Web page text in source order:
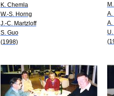
K. Chemla
W.-S. Horng
J.-C. Martzloff
S. Guo
(1998)
A.
A.